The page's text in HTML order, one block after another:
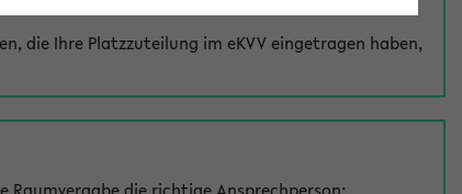
die Ihre Platzzuteilung im eKVV eingetragen haben,